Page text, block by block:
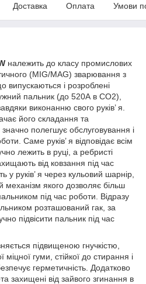
Доставка Оплата Умови
належить до класу промислових
(MIG/MAG) зварювання з
і розроблені
пальник (до 520А в СО2),
виконанню свого руків’ я.
його складання та
полегшує обслуговування і
Саме руків’ я відповідає всім
лежить в руці, а ребристі
від ковзання під час
у руків’ я через кульовий шарнір,
якого дозволяє більш
під час роботи. Відразу
розташований гак, за
підвісити пальник під час
підвищеною гнучкістю,
міцної гуми, стійкої до стирання і
герметичність. Додатково
захищені від зайвого згинання в